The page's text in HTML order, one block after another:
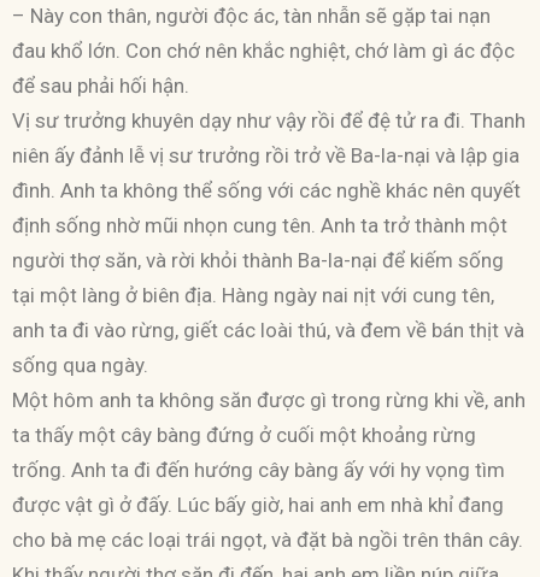
– Này con thân, người độc ác, tàn nhẫn sẽ gặp tai nạn
đau khổ lớn. Con chớ nên khắc nghiệt, chớ làm gì ác độc
để sau phải hối hận.
Vị sư trưởng khuyên dạy như vậy rồi để đệ tử ra đi. Thanh
niên ấy đảnh lễ vị sư trưởng rồi trở về Ba-la-nại và lập gia
đình. Anh ta không thể sống với các nghề khác nên quyết
định sống nhờ mũi nhọn cung tên. Anh ta trở thành một
người thợ săn, và rời khỏi thành Ba-la-nại để kiếm sống
tại một làng ở biên địa. Hàng ngày nai nịt với cung tên,
anh ta đi vào rừng, giết các loài thú, và đem về bán thịt và
sống qua ngày.
Một hôm anh ta không săn được gì trong rừng khi về, anh
ta thấy một cây bàng đứng ở cuối một khoảng rừng
trống. Anh ta đi đến hướng cây bàng ấy với hy vọng tìm
được vật gì ở đấy. Lúc bấy giờ, hai anh em nhà khỉ đang
cho bà mẹ các loại trái ngọt, và đặt bà ngồi trên thân cây.